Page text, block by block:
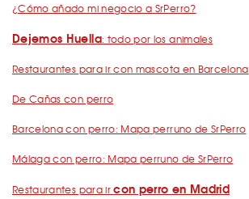
¿Cómo añado mi negocio a SrPerro?
Dejemos Huella: todo por los animales
Restaurantes para ir con mascota en Barcelona
De Cañas con perro
Barcelona con perro: Mapa perruno de SrPerro
Málaga con perro: Mapa perruno de SrPerro
Restaurantes para ircon perro en Madrid